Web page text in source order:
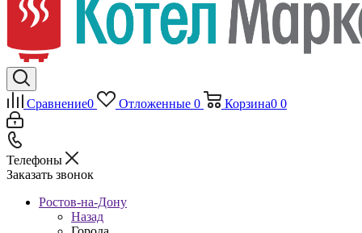
Сравнение0 Отложенные 0 Корзина0 0
Телефоны
Заказать звонок
Ростов-на-Дону
Назад